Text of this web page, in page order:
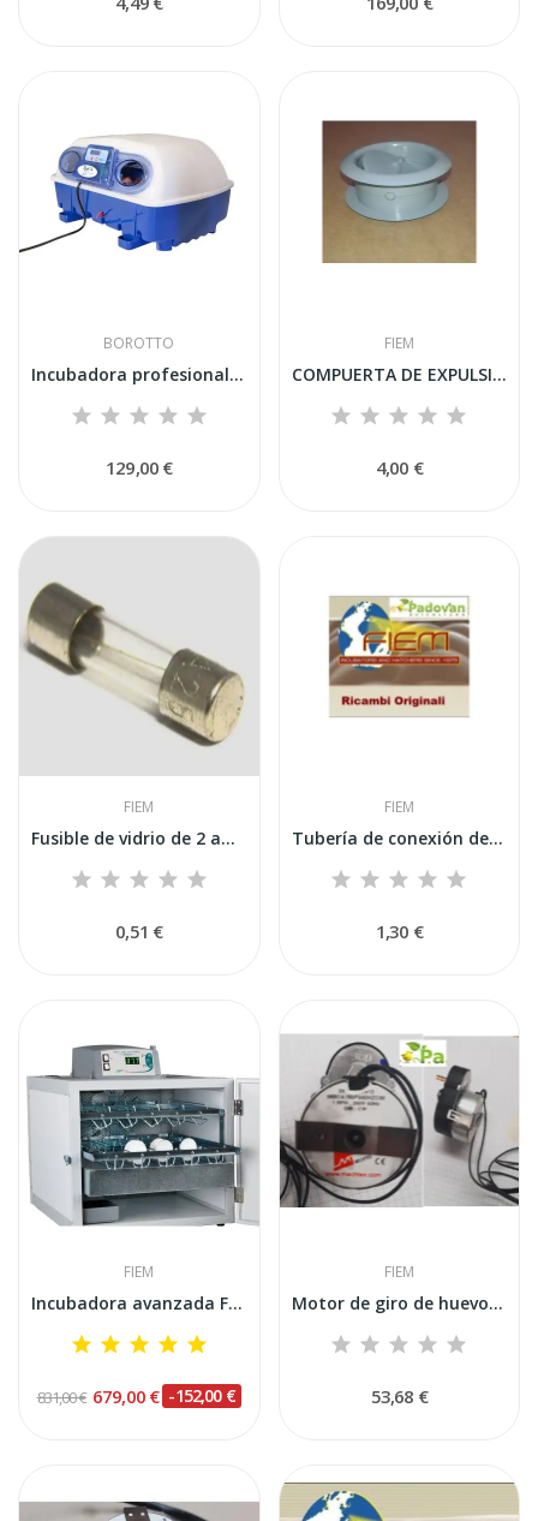
BOROTTO
Incubadora profesional semiautomática Borotto...
129,00 €
FIEM
COMPUERTA DE EXPULSIÓN DE CO2 ABS ((MG...
4,00 €
FIEM
Fusible de vidrio de 2 amperios para...
0,51 €
FIEM
Tubería de conexión de flotador de tanque Fiem,...
1,30 €
FIEM
Incubadora avanzada FIEM MG70/100 Family Mini...
831,00 € 679,00 € -152,00 €
FIEM
Motor de giro de huevos para incubadoras Fiem...
53,68 €